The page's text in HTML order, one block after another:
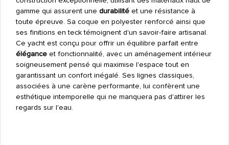
gamme qui assurent une durabilitéet une résistance à
toute épreuve. Sa coque en polyester renforcé ainsi que
ses finitions en teck témoignent d'un savoir-faire artisanal.
Ce yacht est conçu pour offrir un équilibre parfait entre
éléganceet fonctionnalité, avec un aménagement intérieur
soigneusement pensé qui maximise l'espace tout en
garantissant un confort inégalé. Ses lignes classiques,
associées à une carène performante, lui confèrent une
esthétique intemporelle qui ne manquera pas d'attirer les
regards sur l'eau.